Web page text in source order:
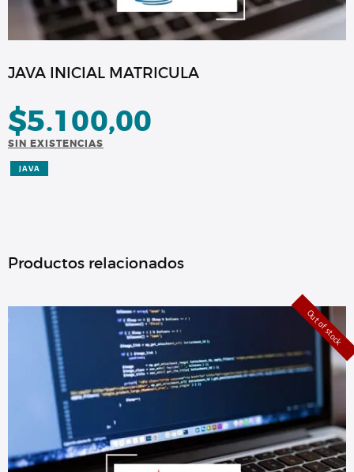
JAVA INICIAL MATRICULA
$5.100,00
SIN EXISTENCIAS
JAVA
Productos relacionados
Out of stock